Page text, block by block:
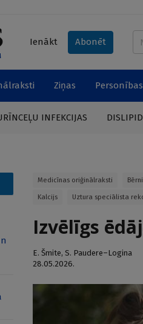
Ienākt Abonēt
Ziņas
INFEKCIJAS
Medicīnas oriģinālraksti
Kalcijs
Uztura speciālista
Izvēlīgs
E. Šmite, S. Paudere–Logina
28.05.2026.